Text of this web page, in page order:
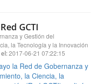
GCTI
y Gestión del
la Tecnología y la Innovación
2017-06-21 07:22:15
la Red de Gobernanza y
la Ciencia, la